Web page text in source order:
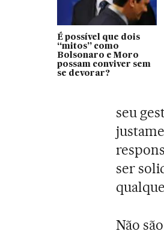
É possível que dois
“mitos” como
Bolsonaro e Moro
possam conviver sem
se devorar?
seu
ser
Não